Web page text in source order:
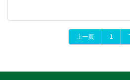
上一頁 1